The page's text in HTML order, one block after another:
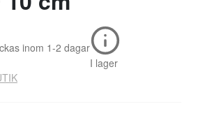
inom 1-2 dagar
I lager